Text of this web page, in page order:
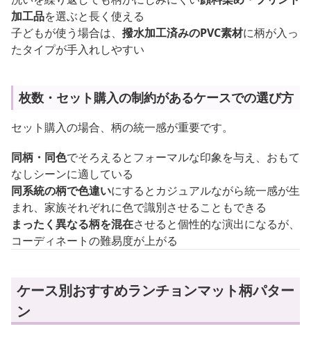
加工品を選ぶと長く使える
子どもが使う場合は、 撥水加工済みのPVC素材に柄が入っ
たタイプが手入れしやすい
枚数・セット購入の制約があるケースでの選び方
セット購入の場合、柄の統一感が重要です。
同柄・同色でそろえるとフォーマルな印象を与え、おもて
なしシーンに適している
同系統の柄で色違いにするとカジュアルながら統一感が生
まれ、家族それぞれに色で識別させることもできる
まったく異なる柄を混在させると個性的な演出になるが、
コーディネートの難易度が上がる
ケース別おすすめランチョンマット柄パター
ン